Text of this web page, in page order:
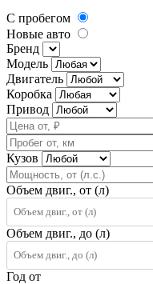
С пробегом
Новые авто
Бренд
Модель
Двигатель
Коробка
Привод
Кузов
Объем двиг., от (л)
Объем двиг., до (л)
Год от